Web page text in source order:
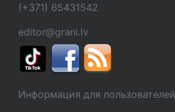
(+371) 65431542
editor@grani.lv
Информация для пользователей